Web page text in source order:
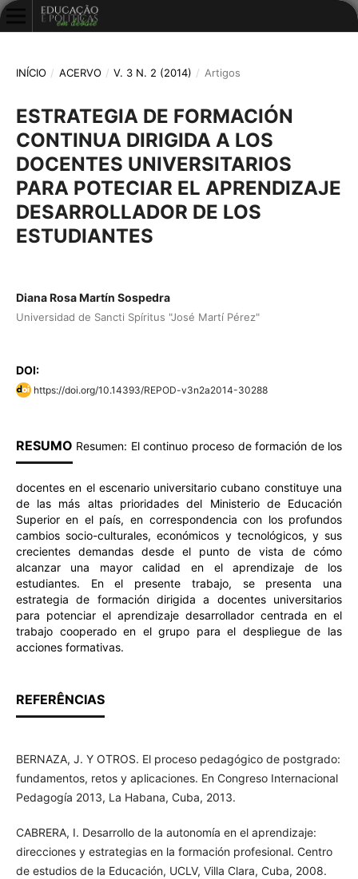
INÍCIO / ACERVO / V. 3 N. 2 (2014) / Artigos
ESTRATEGIA DE FORMACIÓN
CONTINUA DIRIGIDA A LOS
DOCENTES UNIVERSITARIOS
PARA POTECIAR EL APRENDIZAJE
DESARROLLADOR DE LOS
ESTUDIANTES
Diana Rosa Martín Sospedra
Universidad de Sancti Spíritus "José Martí Pérez"
DOI:
https://doi.org/10.14393/REPOD-v3n2a2014-30288
RESUMO Resumen: El continuo proceso de formación de los
docentes en el escenario universitario cubano constituye una
de las más altas prioridades del Ministerio de Educación
Superior en el país, en correspondencia con los profundos
cambios socio-culturales, económicos y tecnológicos, y sus
crecientes demandas desde el punto de vista de cómo
alcanzar una mayor calidad en el aprendizaje de los
estudiantes. En el presente trabajo, se presenta una
estrategia de formación dirigida a docentes universitarios
para potenciar el aprendizaje desarrollador centrada en el
trabajo cooperado en el grupo para el despliegue de las
acciones formativas.
REFERÊNCIAS
BERNAZA, J. Y OTROS. El proceso pedagógico de postgrado:
fundamentos, retos y aplicaciones. En Congreso Internacional
Pedagogía 2013, La Habana, Cuba, 2013.
CABRERA, I. Desarrollo de la autonomía en el aprendizaje:
direcciones y estrategias en la formación profesional. Centro
de estudios de la Educación, UCLV, Villa Clara, Cuba, 2008.